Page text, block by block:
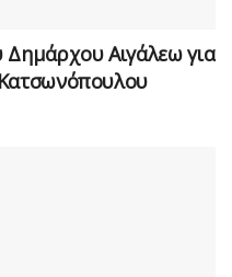
Αιγάλεω για